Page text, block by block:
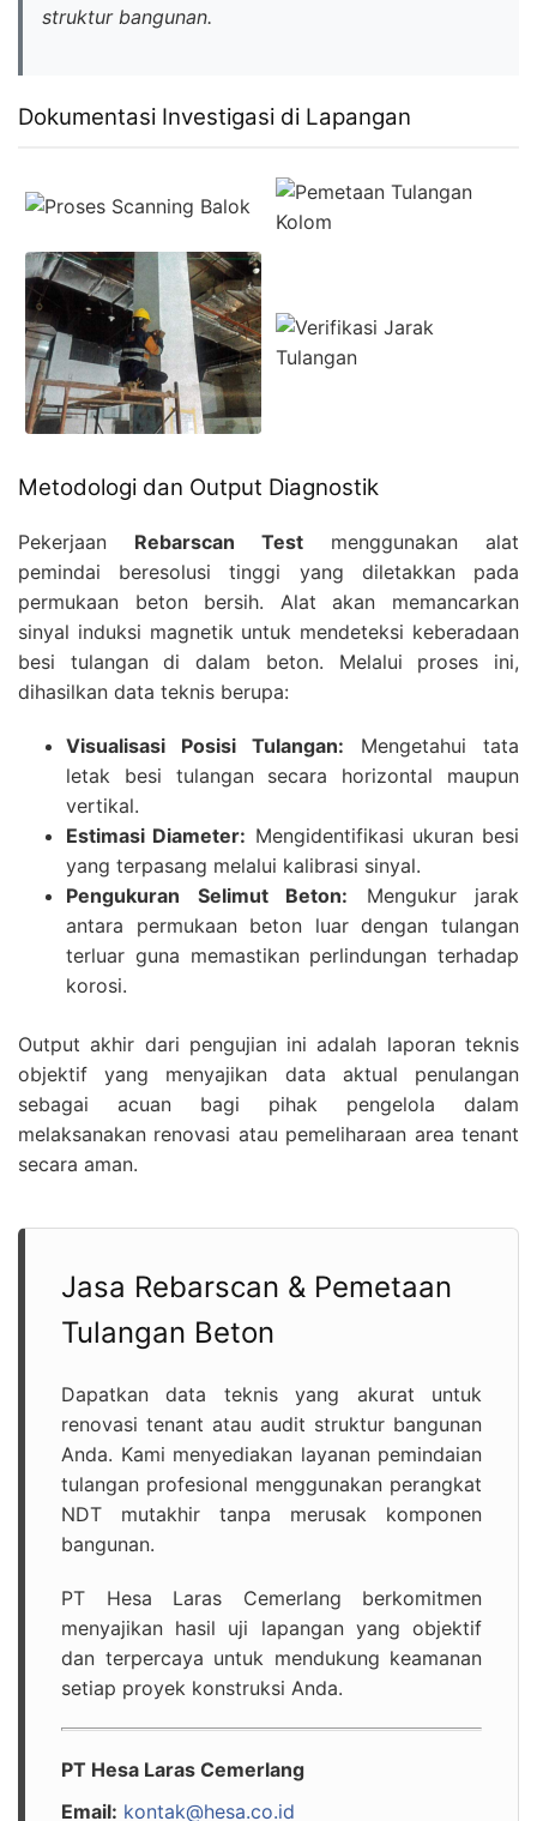
struktur bangunan.
Dokumentasi Investigasi di Lapangan
Metodologi dan Output Diagnostik
Pekerjaan Rebarscan Test menggunakan alat
pemindai beresolusi tinggi yang diletakkan pada
permukaan beton bersih. Alat akan memancarkan
sinyal induksi magnetik untuk mendeteksi keberadaan
besi tulangan di dalam beton. Melalui proses ini,
dihasilkan data teknis berupa:
Visualisasi Posisi Tulangan: Mengetahui tata
letak besi tulangan secara horizontal maupun
vertikal.
Estimasi Diameter: Mengidentifikasi ukuran besi
yang terpasang melalui kalibrasi sinyal.
Pengukuran Selimut Beton: Mengukur jarak
antara permukaan beton luar dengan tulangan
terluar guna memastikan perlindungan terhadap
korosi.
Output akhir dari pengujian ini adalah laporan teknis
objektif yang menyajikan data aktual penulangan
sebagai acuan bagi pihak pengelola dalam
melaksanakan renovasi atau pemeliharaan area tenant
secara aman.
Jasa Rebarscan & Pemetaan
Tulangan Beton
Dapatkan data teknis yang akurat untuk
renovasi tenant atau audit struktur bangunan
Anda. Kami menyediakan layanan pemindaian
tulangan profesional menggunakan perangkat
NDT mutakhir tanpa merusak komponen
bangunan.
PT Hesa Laras Cemerlang berkomitmen
menyajikan hasil uji lapangan yang objektif
dan terpercaya untuk mendukung keamanan
setiap proyek konstruksi Anda.
PT Hesa Laras Cemerlang
Email: kontak@hesa.co.id